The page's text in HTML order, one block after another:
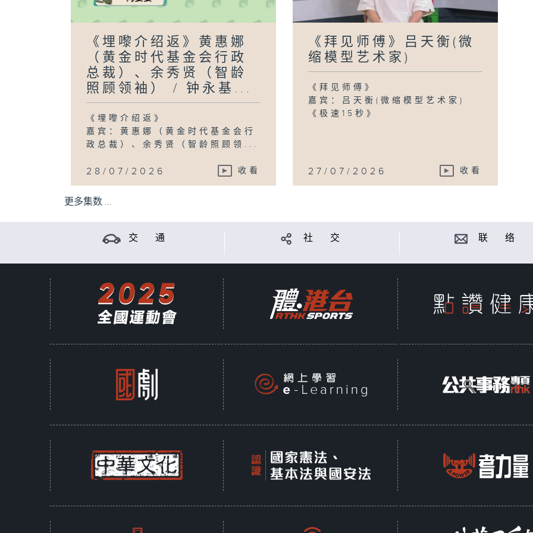
《埋嚟介绍返》黄惠娜
（黄金时代基金会行政
总裁）、余秀贤（智龄
照顾领袖） / 钟永基...
《埋嚟介绍返》
嘉宾：黄惠娜（黄金时代基金会行
政总裁）、余秀贤（智龄照顾领...
28/07/2026 收看
《拜见师傅》吕天衡(微
缩模型艺术家)
《拜见师傅》
嘉宾：吕天衡(微缩模型艺术家)
《极速15秒》
27/07/2026 收看
更多集数 ...
交 通 社 交 联 络